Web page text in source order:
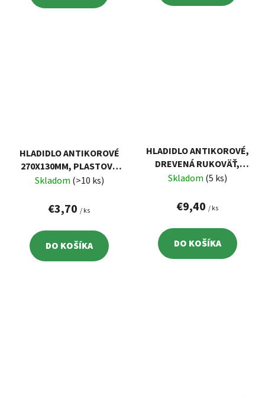
HLADIDLO ANTIKOROVÉ
270X130MM, PLASTOVÁ
RUKOVÄŤ, ZUBY 8X8MM
Skladom (>10 ks)
€3,70 / ks
DO KOŠÍKA
HLADIDLO ANTIKOROVÉ,
DREVENÁ RUKOVÄŤ,
480X130MM
Skladom (5 ks)
€9,40 / ks
DO KOŠÍKA